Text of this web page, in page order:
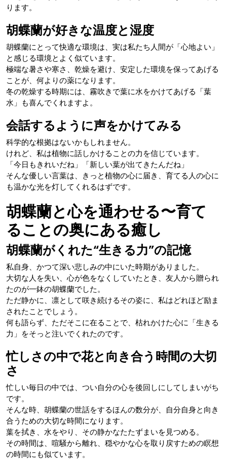
ります。
胡蝶蘭が好きな温度と湿度
胡蝶蘭にとって快適な環境は、実は私たち人間が「心地よい」
と感じる環境とよく似ています。
極端な暑さや寒さ、乾燥を避け、安定した環境を保ってあげる
ことが、何よりの薬になります。
冬の乾燥する時期には、霧吹きで葉に水をかけてあげる「葉
水」も喜んでくれますよ。
会話するように声をかけてみる
科学的な根拠はないかもしれません。
けれど、私は植物に話しかけることの力を信じています。
「今日もきれいだね」「新しい葉が出てきたんだね」
そんな優しい言葉は、きっと植物の心に届き、育てる人の心に
も温かな光を灯してくれるはずです。
胡蝶蘭と心を通わせる〜育て
ることの奥にある癒し
胡蝶蘭がくれた“生きる力”の記憶
私自身、かつて深い悲しみの中にいた時期がありました。
大切な人を失い、心が色をなくしていたとき、友人から贈られ
たのが一鉢の胡蝶蘭でした。
ただ静かに、凛として咲き続けるその姿に、私はどれほど励ま
されたことでしょう。
何も語らず、ただそこに在ることで、枯れかけた心に「生きる
力」をそっと注いでくれたのです。
忙しさの中で花と向き合う時間の大切
さ
忙しい毎日の中では、つい自分の心を後回しにしてしまいがち
です。
そんな時、胡蝶蘭の世話をするほんの数分が、自分自身と向き
合うための大切な時間になります。
葉を拭き、水をやり、その静かなたたずまいを見つめる。
その時間は、喧騒から離れ、穏やかな心を取り戻すための瞑想
の時間にも似ています。